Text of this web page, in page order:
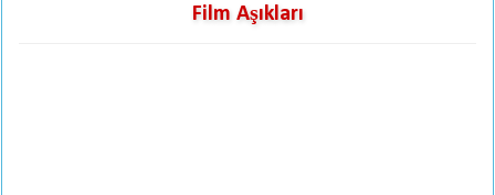
Film Aşıkları